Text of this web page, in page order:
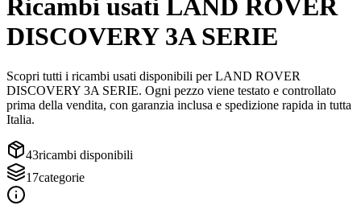
Ricambi usati LAND ROVER
DISCOVERY 3A SERIE
Scopri tutti i ricambi usati disponibili perLAND ROVER
DISCOVERY 3A SERIE. Ogni pezzo viene testato e controllato
prima della vendita, con garanzia inclusa e spedizione rapida in tutta
Italia.
43ricambi disponibili
17categorie